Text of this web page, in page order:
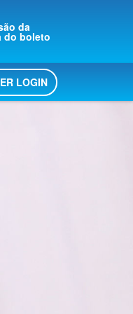
da
boleto
LOGIN